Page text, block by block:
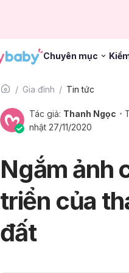
Chuyên mục
Gia đình Tin tức
Tác giả: Thanh Ngọc
nhật 27/11/2020
Ngắm ảnh
triển của
đất